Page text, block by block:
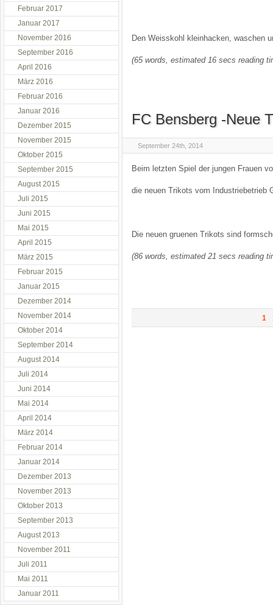
Den Weisskohl kleinhacken, waschen
(65 words, estimated 16 secs reading
FC Bensberg -Neue
September 24th, 2014
Beim letzten Spiel der jungen Frauen
die neuen Trikots vom Industriebetrieb
Die neuen gruenen Trikots sind
(86 words, estimated 21 secs reading
1
Februar 2017
Januar 2017
November 2016
September 2016
April 2016
März 2016
Februar 2016
Januar 2016
Dezember 2015
November 2015
Oktober 2015
September 2015
August 2015
Juli 2015
Juni 2015
Mai 2015
April 2015
März 2015
Februar 2015
Januar 2015
Dezember 2014
November 2014
Oktober 2014
September 2014
August 2014
Juli 2014
Juni 2014
Mai 2014
April 2014
März 2014
Februar 2014
Januar 2014
Dezember 2013
November 2013
Oktober 2013
September 2013
August 2013
November 2011
Juli 2011
Mai 2011
Januar 2011